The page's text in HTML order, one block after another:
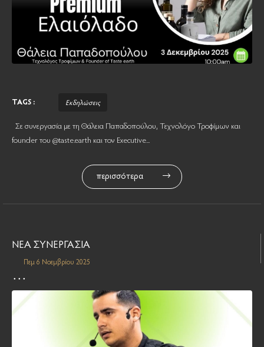
TAGS : Εκδηλώσεις
Σε συνεργασία με τη Θάλεια Παπαδοπούλου, Τεχνολόγο Τροφίμων και
founder του @taste.earth και τον Executive...
περισσότερα
ΝΕΑ ΣΥΝΕΡΓΑΣΙΑ
Πεμ 6 Νοεμβρίου 2025